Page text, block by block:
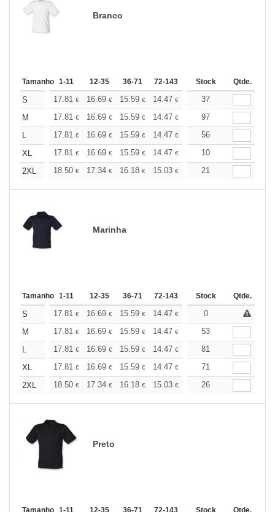
Branco
Tamanho 1-11 12-35 36-71 72-143 144-287 288 +
Stock Qtde.
S 17.81 € 16.69 € 15.59 € 14.47 € 13.36€
37
M
17.81 € 16.69 € 15.59 € 14.47 € 13.36€
97
L
17.81 € 16.69 € 15.59 € 14.47 € 13.36€
56
XL
17.81 € 16.69 € 15.59 € 14.47 € 13.36€
10
2XL
18.50 € 17.34 € 16.18 € 15.03 € 13.87€
21
Marinha
Tamanho 1-11 12-35 36-71 72-143 144-287 288 +
Stock Qtde.
S 17.81 € 16.69 € 15.59 € 14.47 € 13.36 €
0
M
17.81 € 16.69 € 15.59 € 14.47 € 13.36€
53
L
17.81 € 16.69 € 15.59 € 14.47 € 13.36€
81
XL
17.81 € 16.69 € 15.59 € 14.47 € 13.36€
71
2XL
18.50 € 17.34 € 16.18 € 15.03 € 13.87€
26
Preto